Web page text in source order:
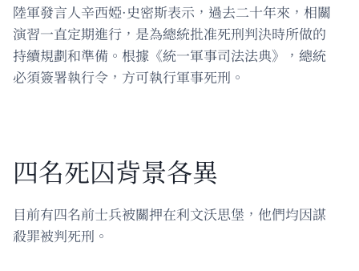
陸軍發言人辛西婭·史密斯表示，過去二十年來，相關
演習一直定期進行，是為總統批准死刑判決時所做的
持續規劃和準備。根據《統一軍事司法法典》，總統
必須簽署執行令，方可執行軍事死刑。
四名死囚背景各異
目前有四名前士兵被關押在利文沃思堡，他們均因謀
殺罪被判死刑。